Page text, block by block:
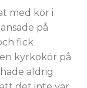
med kör i
på
fick
kyrkokör på
aldrig